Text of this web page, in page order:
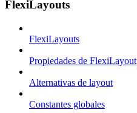
FlexiLayouts
FlexiLayouts
Propiedades de FlexiLayout
Alternativas de layout
Constantes globales